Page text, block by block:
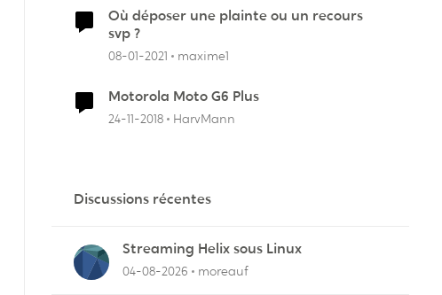
Où déposer une plainte ou un recours
svp ?
08-01-2021 maxime1
Motorola Moto G6 Plus
24-11-2018 HarvMann
Discussions récentes
Streaming Helix sous Linux
04-08-2026 moreauf